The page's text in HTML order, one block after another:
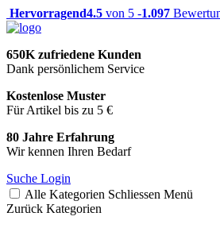
Hervorragend4.5 von 5 -1.097
650K zufriedene Kunden
Dank persönlichem Service
Kostenlose Muster
Für Artikel bis zu 5 €
80 Jahre Erfahrung
Wir kennen Ihren Bedarf
Suche Login
Alle Kategorien Schliessen Menü
Zurück Kategorien